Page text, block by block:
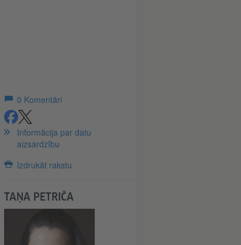
0 Komentāri
ieteiktieteikt
Informācija par datu
aizsardzību
Izdrukāt rakstu
TAŅA PETRIČA